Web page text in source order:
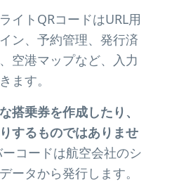
イトQRコードはURL用
ン、予約管理、発行済
空港マップなど、入力
ます。
搭乗券を作成したり、
するものではありませ
コードは航空会社のシ
ータから発行します。